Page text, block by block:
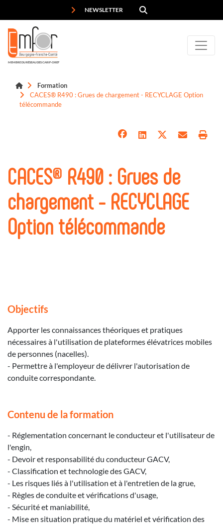
NEWSLETTER
MEMBRE DU RÉSEAU DES CARIF-OREF
Formation
CACES® R490 : Grues de chargement - RECYCLAGE Option
télécommande
CACES® R490 : Grues de
chargement - RECYCLAGE
Option télécommande
Objectifs
Apporter les connaissances théoriques et pratiques
nécessaires à l'utilisation de plateformes élévatrices mobiles
de personnes (nacelles).
- Permettre à l'employeur de délivrer l'autorisation de
conduite correspondante.
Contenu de la formation
- Réglementation concernant le conducteur et l'utilisateur de
l'engin,
- Devoir et responsabilité du conducteur GACV,
- Classification et technologie des GACV,
- Les risques liés à l'utilisation et à l'entretien de la grue,
- Règles de conduite et vérifications d'usage,
- Sécurité et maniabilité,
- Mise en situation pratique du matériel et vérification des
Panneau de gestion des cookies